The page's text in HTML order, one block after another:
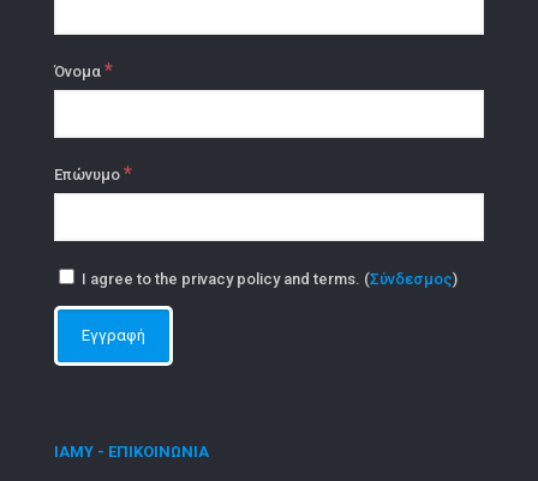
Όνομα *
Επώνυμο *
I agree to the privacy policy and terms. (Σύνδεσμος)
ΙΑΜΥ - ΕΠΙΚΟΙΝΩΝΙΑ